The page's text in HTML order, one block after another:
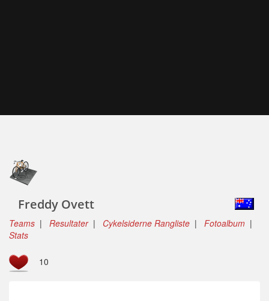
Freddy Ovett
Teams | Resultater| Cykelsiderne Rangliste | Fotoalbum |
Stats
10